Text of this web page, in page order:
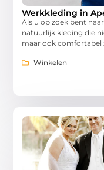
Werkkleding in
Als u op zoek bent
natuurlijk kleding die
maar ook comfortabel
Winkelen